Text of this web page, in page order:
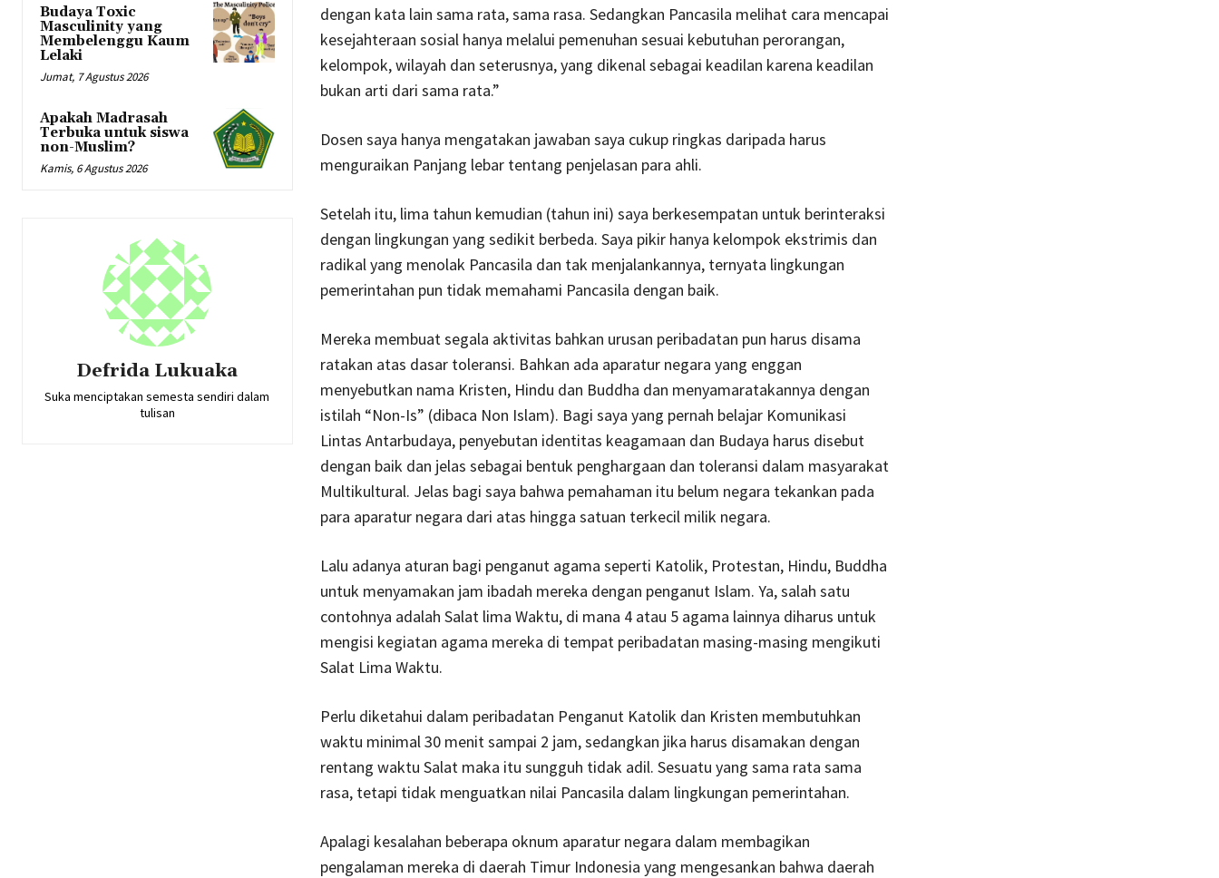
Budaya Toxic
Masculinity yang
Membelenggu Kaum
Lelaki
Jumat, 7 Agustus 2026
Apakah Madrasah
Terbuka untuk siswa
non-Muslim?
Kamis, 6 Agustus 2026
Defrida Lukuaka
Suka menciptakan semesta sendiri dalam
tulisan
dengan kata lain sama rata, sama rasa. Sedangkan Pancasila melihat cara mencapai
kesejahteraan sosial hanya melalui pemenuhan sesuai kebutuhan perorangan,
kelompok, wilayah dan seterusnya, yang dikenal sebagai keadilan karena keadilan
bukan arti dari sama rata.”
Dosen saya hanya mengatakan jawaban saya cukup ringkas daripada harus
menguraikan Panjang lebar tentang penjelasan para ahli.
Setelah itu, lima tahun kemudian (tahun ini) saya berkesempatan untuk berinteraksi
dengan lingkungan yang sedikit berbeda. Saya pikir hanya kelompok ekstrimis dan
radikal yang menolak Pancasila dan tak menjalankannya, ternyata lingkungan
pemerintahan pun tidak memahami Pancasila dengan baik.
Mereka membuat segala aktivitas bahkan urusan peribadatan pun harus disama
ratakan atas dasar toleransi. Bahkan ada aparatur negara yang enggan
menyebutkan nama Kristen, Hindu dan Buddha dan menyamaratakannya dengan
istilah “Non-Is” (dibaca Non Islam). Bagi saya yang pernah belajar Komunikasi
Lintas Antarbudaya, penyebutan identitas keagamaan dan Budaya harus disebut
dengan baik dan jelas sebagai bentuk penghargaan dan toleransi dalam masyarakat
Multikultural. Jelas bagi saya bahwa pemahaman itu belum negara tekankan pada
para aparatur negara dari atas hingga satuan terkecil milik negara.
Lalu adanya aturan bagi penganut agama seperti Katolik, Protestan, Hindu, Buddha
untuk menyamakan jam ibadah mereka dengan penganut Islam. Ya, salah satu
contohnya adalah Salat lima Waktu, di mana 4 atau 5 agama lainnya diharus untuk
mengisi kegiatan agama mereka di tempat peribadatan masing-masing mengikuti
Salat Lima Waktu.
Perlu diketahui dalam peribadatan Penganut Katolik dan Kristen membutuhkan
waktu minimal 30 menit sampai 2 jam, sedangkan jika harus disamakan dengan
rentang waktu Salat maka itu sungguh tidak adil. Sesuatu yang sama rata sama
rasa, tetapi tidak menguatkan nilai Pancasila dalam lingkungan pemerintahan.
Apalagi kesalahan beberapa oknum aparatur negara dalam membagikan
pengalaman mereka di daerah Timur Indonesia yang mengesankan bahwa daerah